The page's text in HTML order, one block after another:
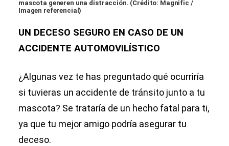
mascota generen una distracción. (Crédito: Magnific /
Imagen referencial)
UN DECESO SEGURO EN CASO DE UN
ACCIDENTE AUTOMOVILÍSTICO
¿Algunas vez te has preguntado qué ocurriría
si tuvieras un accidente de tránsito junto a tu
mascota? Se trataría de un hecho fatal para ti,
ya que tu mejor amigo podría asegurar tu
deceso.